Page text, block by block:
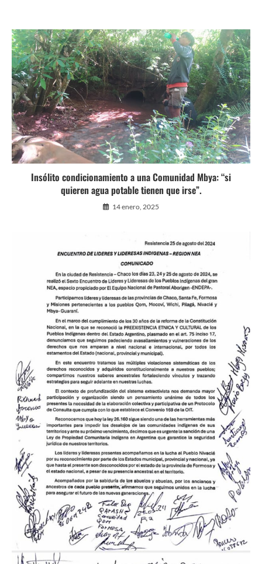
Insólito condicionamiento a una Comunidad Mbya: “si
quieren agua potable tienen que irse”.
14 enero, 2025